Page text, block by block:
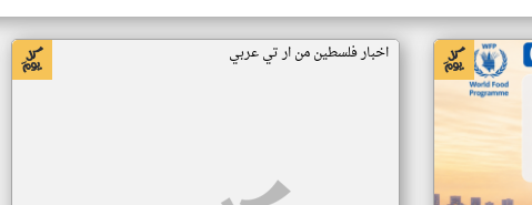
اخبار فلسطين من ار تي عربي